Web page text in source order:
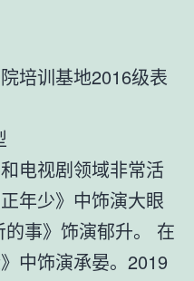
培训基地2016级表
电视剧领域非常活
年少》中饰演大眼
事》饰演郁升。 在
中饰演承晏。2019